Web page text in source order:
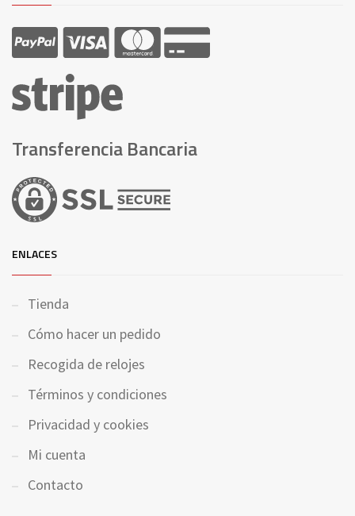
Transferencia Bancaria
ENLACES
Tienda
Cómo hacer un pedido
Recogida de relojes
Términos y condiciones
Privacidad y cookies
Mi cuenta
Contacto